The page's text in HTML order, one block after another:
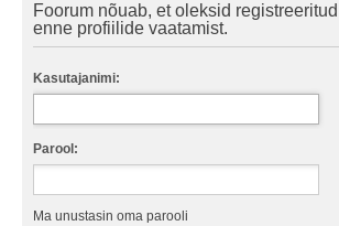
Foorum nõuab, et oleksid
enne profiilide vaatamist.
Kasutajanimi:
Parool:
Ma unustasin oma parooli